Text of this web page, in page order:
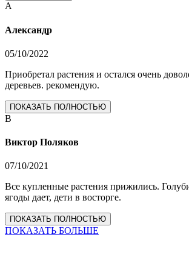
А
Александр
05/10/2022
Приобретал растения и остался очень
деревьев. рекомендую.
ПОКАЗАТЬ ПОЛНОСТЬЮ
В
Виктор Поляков
07/10/2021
Все купленные растения прижились.
ягоды дает, дети в восторге.
ПОКАЗАТЬ ПОЛНОСТЬЮ
ПОКАЗАТЬ БОЛЬШЕ